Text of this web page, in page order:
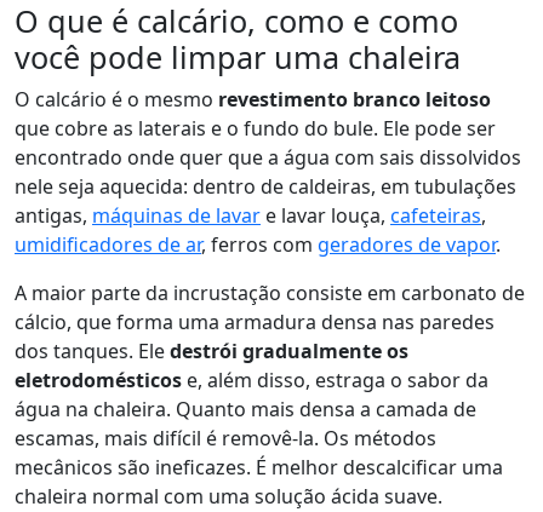
O que é calcário, como e como
você pode limpar uma chaleira
O calcário é o mesmo revestimento branco leitoso
que cobre as laterais e o fundo do bule. Ele pode ser
encontrado onde quer que a água com sais dissolvidos
nele seja aquecida: dentro de caldeiras, em tubulações
antigas, máquinas de lavar e lavar louça, cafeteiras,
umidificadores de ar, ferros com geradores de vapor.
A maior parte da incrustação consiste em carbonato de
cálcio, que forma uma armadura densa nas paredes
dos tanques. Eledestrói gradualmente os
eletrodomésticos e, além disso, estraga o sabor da
água na chaleira. Quanto mais densa a camada de
escamas, mais difícil é removê-la. Os métodos
mecânicos são ineficazes. É melhor descalcificar uma
chaleira normal com uma solução ácida suave.